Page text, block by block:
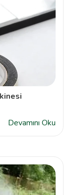
Devamını Oku